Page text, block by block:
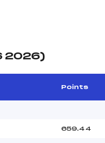
2026)
Points
659.44